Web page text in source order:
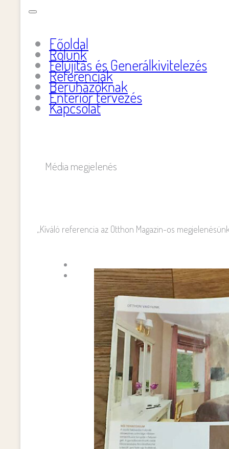
Főoldal
Rólunk
Felújítás és Generálkivitelezés
Referenciák
Beruházóknak
Enteriőr tervezés
Kapcsolat
Média megjelenés
„Kíváló referencia az Otthon Magazin-os